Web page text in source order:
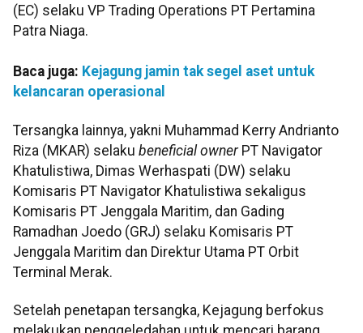
(EC) selaku VP Trading Operations PT Pertamina
Patra Niaga.
Baca juga: Kejagung jamin tak segel aset untuk
kelancaran operasional
Tersangka lainnya, yakni Muhammad Kerry Andrianto
Riza (MKAR) selaku beneficial ownerPT Navigator
Khatulistiwa, Dimas Werhaspati (DW) selaku
Komisaris PT Navigator Khatulistiwa sekaligus
Komisaris PT Jenggala Maritim, dan Gading
Ramadhan Joedo (GRJ) selaku Komisaris PT
Jenggala Maritim dan Direktur Utama PT Orbit
Terminal Merak.
Setelah penetapan tersangka, Kejagung berfokus